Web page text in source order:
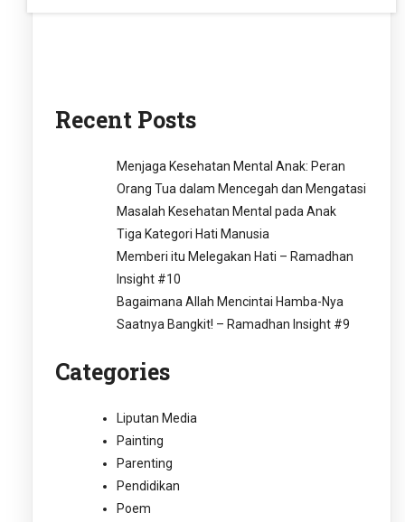
Recent Posts
Menjaga Kesehatan Mental Anak: Peran
Orang Tua dalam Mencegah dan Mengatasi
Masalah Kesehatan Mental pada Anak
Tiga Kategori Hati Manusia
Memberi itu Melegakan Hati – Ramadhan
Insight #10
Bagaimana Allah Mencintai Hamba-Nya
Saatnya Bangkit! – Ramadhan Insight #9
Categories
Liputan Media
Painting
Parenting
Pendidikan
Poem